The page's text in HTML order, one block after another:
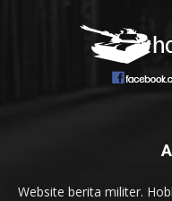
Website berita militer.